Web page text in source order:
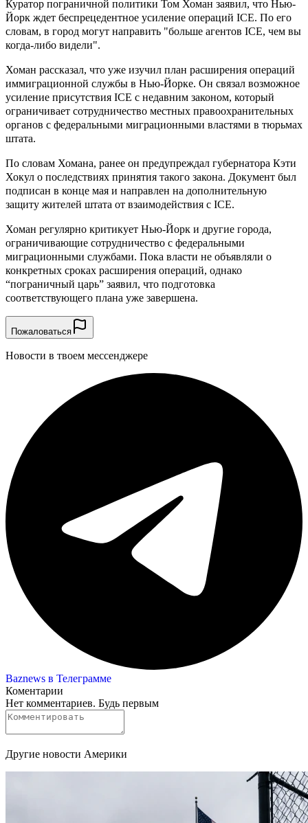
Куратор пограничной политики Том Хоман заявил, что Нью-
Йорк ждет беспрецедентное усиление операций ICE. По его
словам, в город могут направить "больше агентов ICE, чем вы
когда-либо видели".
Хоман рассказал, что уже изучил план расширения операций
иммиграционной службы в Нью-Йорке. Он связал возможное
усиление присутствия ICE с недавним законом, который
ограничивает сотрудничество местных правоохранительных
органов с федеральными миграционными властями в тюрьмах
штата.
По словам Хомана, ранее он предупреждал губернатора Кэти
Хокул о последствиях принятия такого закона. Документ был
подписан в конце мая и направлен на дополнительную
защиту жителей штата от взаимодействия с ICE.
Хоман регулярно критикует Нью-Йорк и другие города,
ограничивающие сотрудничество с федеральными
миграционными службами. Пока власти не объявляли о
конкретных сроках расширения операций, однако
“пограничный царь” заявил, что подготовка
соответствующего плана уже завершена.
Пожаловаться
Новости в твоем мессенджере
Baznews в Телеграмме
Коментарии
Нет комментариев. Будь первым
Другие новости Америки